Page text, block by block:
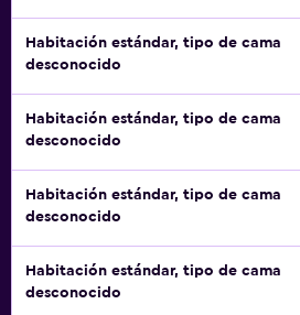
Habitación estándar, tipo de cama
desconocido
Habitación estándar, tipo de cama
desconocido
Habitación estándar, tipo de cama
desconocido
Habitación estándar, tipo de cama
desconocido